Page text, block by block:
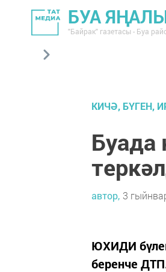
БУА
"Байрак" газетасы - Буа
КИЧӘ, БҮГЕН,
Буада
автор, 3
ЮХИДИ
беренче